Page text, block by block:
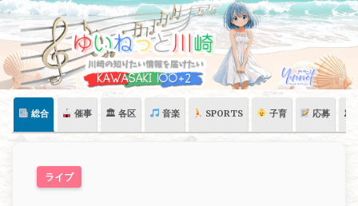
Skip
content
総合 催事 🏛 各区 音楽 SPORTS 子育 応募 🏛
ライブ